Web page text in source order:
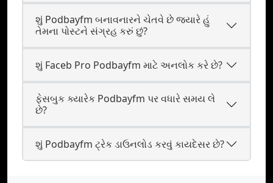
શું Podbayfm બનાવનારને ચેતવે છે જ્યારે હું
તેમના પોસ્ટને સંગ્રહ કરું છું?
શું Faceb Pro Podbayfm માટે અનલોક કરે છે?
ફેસબુક ક્યારેક Podbayfm પર વધારે સમય લે
છે?
શું Podbayfm ટ્રેક ડાઉનલોડ કરવું કાયદેસર છે?